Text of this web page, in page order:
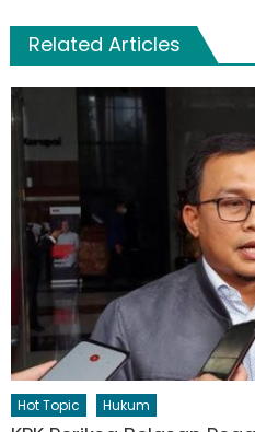
Related Articles
Hot Topic Hukum